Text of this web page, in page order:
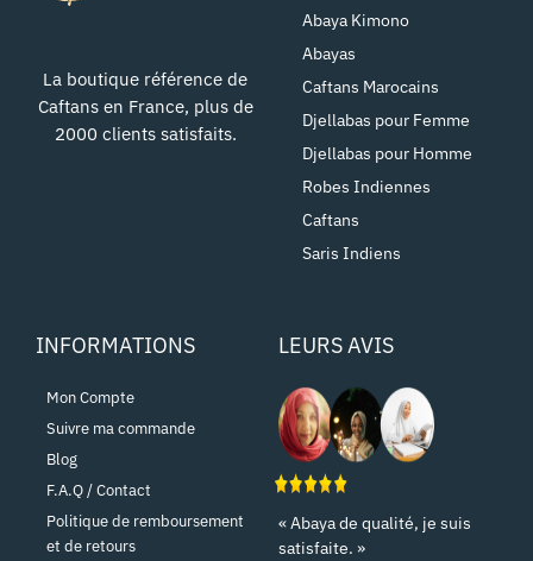
La boutique référence de
Caftans en France, plus de
2000 clients satisfaits.
Abaya Kimono
Abayas
Caftans Marocains
Djellabas pour Femme
Djellabas pour Homme
Robes Indiennes
Caftans
Saris Indiens
INFORMATIONS
Mon Compte
Suivre ma commande
Blog
F.A.Q / Contact
Politique de remboursement
et de retours
LEURS AVIS
« Abaya de qualité, je suis
satisfaite. »